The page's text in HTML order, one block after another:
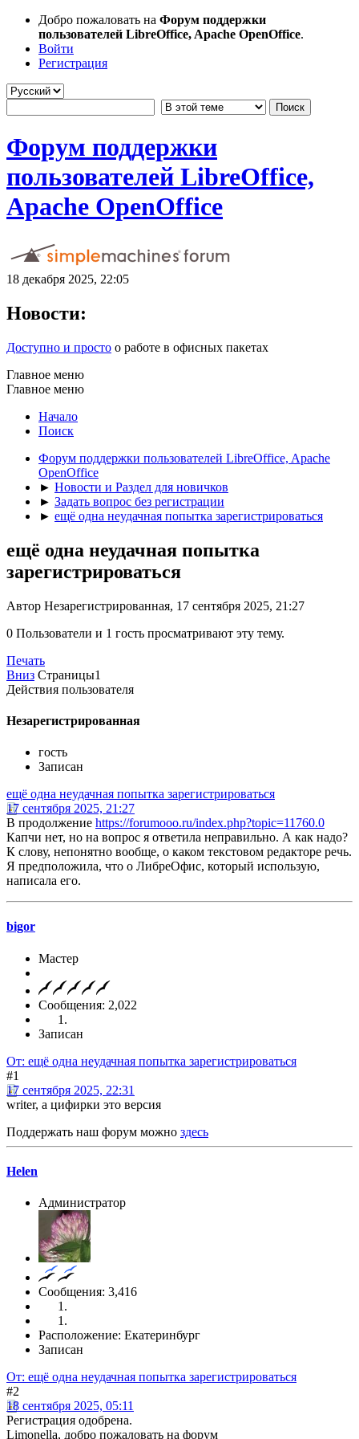
Добро пожаловать на Форум поддержки
пользователей LibreOffice, Apache OpenOffice.
Войти
Регистрация
Форум поддержки
пользователей LibreOffice,
Apache OpenOffice
18 декабря 2025, 22:05
Новости:
Доступно и просто о работе в офисных пакетах
Главное меню
Главное меню
Начало
Поиск
Форум поддержки пользователей LibreOffice, Apache
OpenOffice
► Новости и Раздел для новичков
► Задать вопрос без регистрации
► ещё одна неудачная попытка зарегистрироваться
ещё одна неудачная попытка
зарегистрироваться
Автор Незарегистрированная, 17 сентября 2025, 21:27
0 Пользователи и 1 гость просматривают эту тему.
Печать
Вниз Страницы1
Действия пользователя
Незарегистрированная
гость
Записан
ещё одна неудачная попытка зарегистрироваться
17 сентября 2025, 21:27
В продолжение https://forumooo.ru/index.php?topic=11760.0
Капчи нет, но на вопрос я ответила неправильно. А как надо?
К слову, непонятно вообще, о каком текстовом редакторе речь.
Я предположила, что о ЛибреОфис, который использую,
написала его.
bigor
Мастер
Сообщения: 2,022
Записан
От: ещё одна неудачная попытка зарегистрироваться
#1
17 сентября 2025, 22:31
writer, а цифирки это версия
Поддержать наш форум можно здесь
Helen
Администратор
Сообщения: 3,416
Расположение: Екатеринбург
Записан
От: ещё одна неудачная попытка зарегистрироваться
#2
18 сентября 2025, 05:11
Регистрация одобрена.
Limonella, добро пожаловать на форум